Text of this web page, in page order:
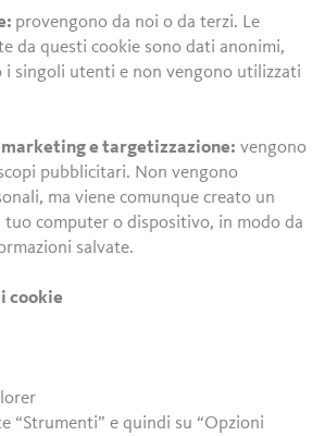
provengono da noi o da terzi. Le
da questi cookie sono dati anonimi,
i singoli utenti e non vengono utilizzati
e targetizzazione: vengono
pubblicitari. Non vengono
ma viene comunque creato un
tuo computer o dispositivo, in modo da
salvate.
cookie
“Strumenti” e quindi su “Opzioni